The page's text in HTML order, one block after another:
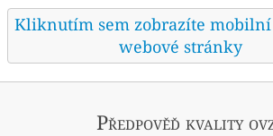
Kliknutím sem zobrazíte
webové stránky
Předpověď kvality